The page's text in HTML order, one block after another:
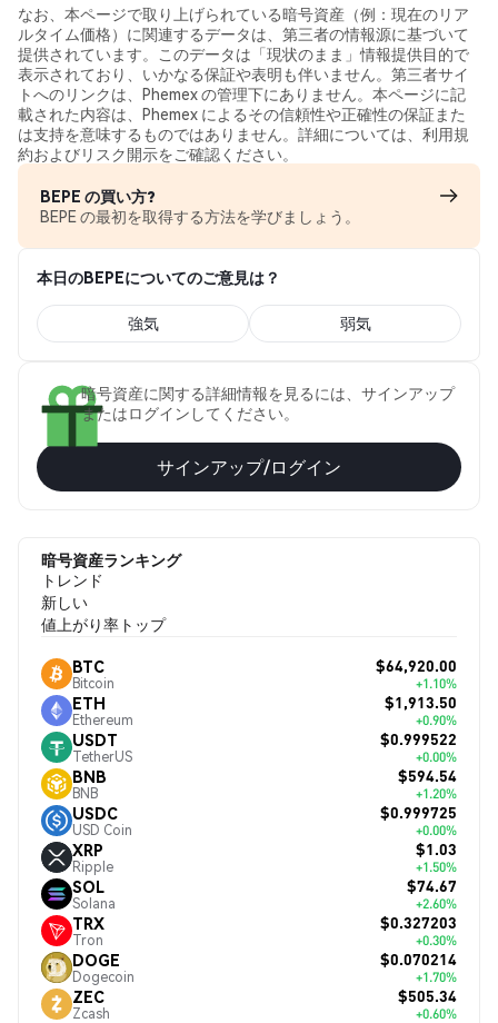
なお、本ページで取り上げられている暗号資産（例：現在のリア
ルタイム価格）に関連するデータは、第三者の情報源に基づいて
提供されています。このデータは「現状のまま」情報提供目的で
表示されており、いかなる保証や表明も伴いません。第三者サイ
トへのリンクは、Phemex の管理下にありません。本ページに記
載された内容は、Phemex によるその信頼性や正確性の保証また
は支持を意味するものではありません。詳細については、利用規
約およびリスク開示をご確認ください。
BEPE の買い方?
BEPE の最初を取得する方法を学びましょう。
本日のBEPEについてのご意見は？
強気 弱気
暗号資産に関する詳細情報を見るには、サインアップ
またはログインしてください。
サインアップ/ログイン
暗号資産ランキング
トレンド
新しい
値上がり率トップ
BTC
Bitcoin
$64,920.00
+1.10%
ETH
Ethereum
$1,913.50
+0.90%
USDT
TetherUS
$0.999522
+0.00%
BNB
BNB
$594.54
+1.20%
USDC
USD Coin
$0.999725
+0.00%
XRP
Ripple
$1.03
+1.50%
SOL
Solana
$74.67
+2.60%
TRX
Tron
$0.327203
+0.30%
DOGE
Dogecoin
$0.070214
+1.70%
ZEC
Zcash
$505.34
+0.60%